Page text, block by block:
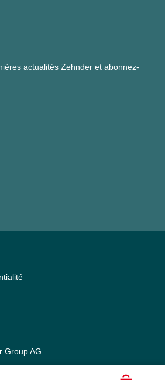
actualités Zehnder et abonnez-
Group AG